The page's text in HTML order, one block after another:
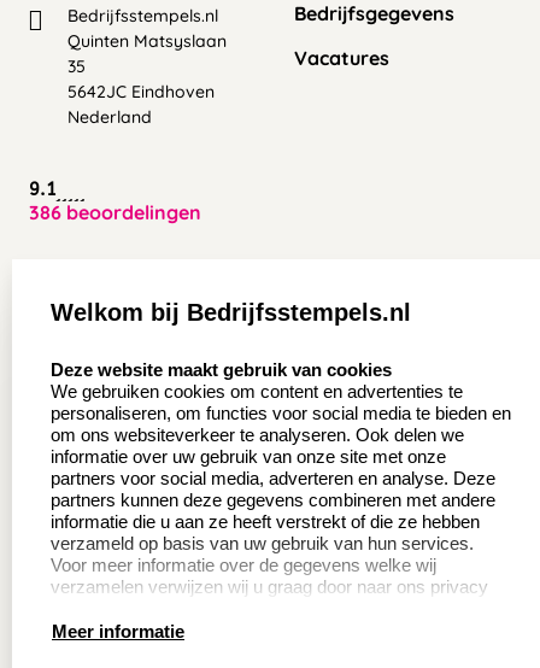
Bedrijfsstempels.nl
Quinten Matsyslaan
35
5642JC Eindhoven
Nederland
9.1
386 beoordelingen
Bedrijfsgegevens
Vacatures
Aanvraag op maat
Wederverkoper
worden
Sale
Betaling & Verzending
Contact opnemen
Veel gestelde vragen
Retourneren
Herroepingsrecht
Productinformatie:
Instructie voor
Welkom bij Bedrijfsstempels.nl
Deze website maakt gebruik van cookies
We gebruiken cookies om content en advertenties te
personaliseren, om functies voor social media te bieden en
om ons websiteverkeer te analyseren. Ook delen we
informatie over uw gebruik van onze site met onze
partners voor social media, adverteren en analyse. Deze
partners kunnen deze gegevens combineren met andere
informatie die u aan ze heeft verstrekt of die ze hebben
verzameld op basis van uw gebruik van hun services.
Voor meer informatie over de gegevens welke wij
verzamelen verwijzen wij u graag door naar ons privacy
Meer informatie